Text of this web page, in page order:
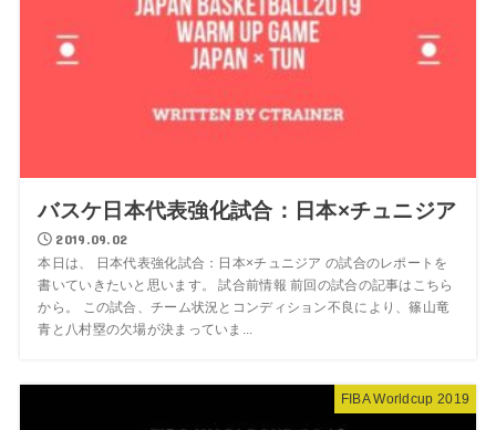
バスケ日本代表強化試合：日本×チュニジア
2019.09.02
本日は、 日本代表強化試合：日本×チュニジア の試合のレポートを
書いていきたいと思います。 試合前情報 前回の試合の記事はこちら
から。 この試合、チーム状況とコンディション不良により、篠山竜
青と八村塁の欠場が決まっていま...
FIBA Worldcup 2019